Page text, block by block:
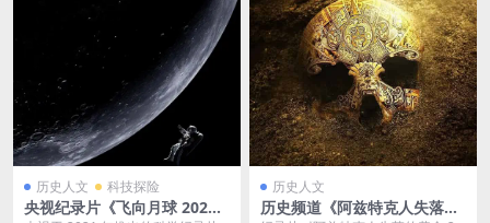
历史人文 科技探险
央视纪录片《飞向月球 202
历史人文
历史频道《阿兹特克人失落的